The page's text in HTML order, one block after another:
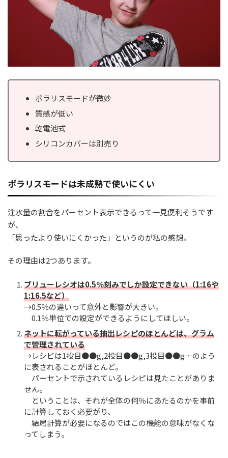
ポラリスモードが微妙
質感が低い
乾電池式
シリコンカバーは別売り
ポラリスモードは未成熟で使いにくい
注水量の割合をパーセント表示できるって一見便利そうです
が、
「思ったより使いにくかった」というのが私の感想。
その理由は2つあります。
ブリューレシオは0.5％刻みでしか設定できない（1:16や
1:16.5など）
→0.5％の違いって意外と影響が大きい。
0.1％単位での設定ができるようにしてほしい。
ネットに転がっている抽出レシピのほとんどは、グラム
で管理されている
→レシピは1投目●●g,2投目●●g,3投目●●g…のよう
に表されることがほとんど。
パーセントで示されているレシピは見たことがありま
せん。
ということは、それが全体の何％にあたるのかを事前
に計算しておく必要がり、
結局計算が必要になるのではこの機能の意味がなくな
ってしまう。